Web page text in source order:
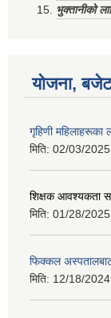
भुक्तानीको
योजना,
गृहिणी महिलाहरूका
मिति: 02/03/
शिक्षक आवश्यकता
मिति: 01/28/
फिक्कल
मिति: 12/18/